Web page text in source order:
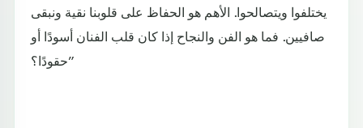
يختلفوا ويتصالحوا. الأهم هو الحفاظ على قلوبنا نقية ونبقى
صافيين. فما هو الفن والنجاح إذا كان قلب الفنان أسودًا أو
حقودًا؟”